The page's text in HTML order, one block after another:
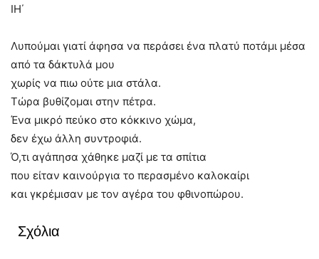
ΙΗ΄
Λυπούμαι γιατί άφησα να περάσει ένα πλατύ ποτάμι μέσα
από τα δάκτυλά μου
χωρίς να πιω ούτε μια στάλα.
Τώρα βυθίζομαι στην πέτρα.
Ένα μικρό πεύκο στο κόκκινο χώμα,
δεν έχω άλλη συντροφιά.
Ό,τι αγάπησα χάθηκε μαζί με τα σπίτια
που είταν καινούργια το περασμένο καλοκαίρι
και γκρέμισαν με τον αγέρα του φθινοπώρου.
Σχόλια